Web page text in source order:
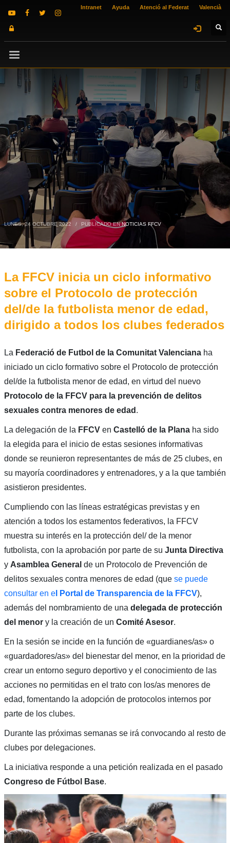
Intranet Ayuda Atenció al Federat Valencià
LUNES, 24 OCTUBRE 2022 / PUBLICADO ENNOTICIAS FFCV
La FFCV inicia un ciclo informativo
sobre el Protocolo de protección
del/de la futbolista menor de edad,
dirigido a todos los clubes federados
La Federació de Futbol de la Comunitat Valencianaha
iniciado un ciclo formativo sobre el Protocolo de protección
del/de la futbolista menor de edad, en virtud del nuevo
Protocolo de la FFCV para la prevención de delitos
sexuales contra menores de edad .
La delegación de la FFCVen Castelló de la Plana ha sido
la elegida para el inicio de estas sesiones informativas
donde se reunieron representantes de más de 25 clubes, en
su mayoría coordinadores y entrenadores, y a la que también
asistieron presidentes.
Cumpliendo con las líneas estratégicas previstas y en
atención a todos los estamentos federativos, la FFCV
muestra su interés en la protección del/ de la menor
futbolista, con la aprobación por parte de su Junta Directiva
y Asamblea General de un Protocolo de Prevención de
delitos sexuales contra menores de edad (quese puede
consultar en el Portal de Transparencia de la FFCV),
además del nombramiento de una delegada de protección
del menory la creación de un Comité Asesor.
En la sesión se incide en la función de «guardianes/as» o
«guardadores/as» del bienestar del menor, en la prioridad de
crear un entorno seguro deportivo y el conocimiento de las
acciones no permitidas en el trato con los/as menores de
edad, fomentando la adopción de protocolos internos por
parte de los clubes.
Durante las próximas semanas se irá convocando al resto de
clubes por delegaciones.
La iniciativa responde a una petición realizada en el pasado
Congreso de Fútbol Base.